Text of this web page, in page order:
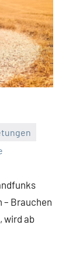
– Brauchen
wird ab